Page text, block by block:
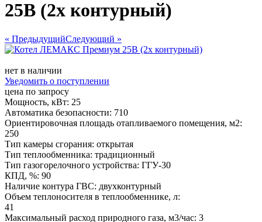
25В (2х контурный)
« ПредыдущийСледующий »
нет в наличии
Уведомить о поступлении
цена по запросу
Мощность, кВт: 25
Автоматика безопасности: 710
Ориентировочная площадь отапливаемого помещения, м2:
250
Тип камеры сгорания: открытая
Тип теплообменника: традиционный
Тип газогорелочного устройства: ГГУ-30
КПД, %: 90
Наличие контура ГВС: двухконтурный
Объем теплоносителя в теплообменнике, л:
41
Максимальный расход природного газа, м3/час: 3